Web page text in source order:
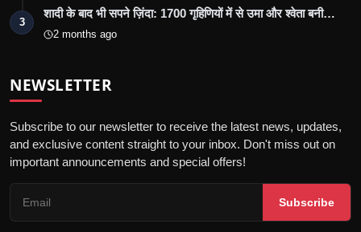
3
शादी के बाद भी सपने ज़िंदा: 1700 गृहिणियों में से उमा और श्वेता बनी…
2 months ago
NEWSLETTER
Subscribe to our newsletter to receive the latest news, updates,
and exclusive content straight to your inbox. Don't miss out on
important announcements and special offers!
Subscribe